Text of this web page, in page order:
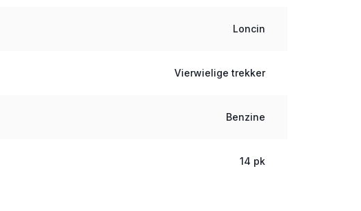
Loncin
Vierwielige trekker
Benzine
14 pk